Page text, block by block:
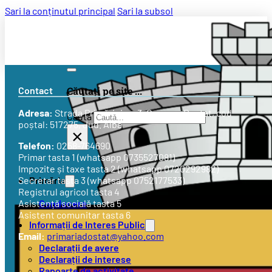
Sari la conținutul principal Sari la subsol
Căutați pe site ...
Caută
×
Primăria
Conducere
Informații de Interes Public
Declarații de avere
Declarații de interese
Contact
Adresa: StradaPrimăriei nr. 3, Comuna Doștat, cod
poștal: 517275, Jud. Alba
Telefon: 0258-764690
Primar tasta 1 (whatsapp 0735527081)
Impozite și taxe tasta 2 (whatsapp 0720292982)
Secretar tasta 3 (whatsapp 0752177533)
Registrul agricol tasta 4
Asistență socială tasta 5
Asistent comunitar tasta 6
Email: primariadostat@yahoo.com